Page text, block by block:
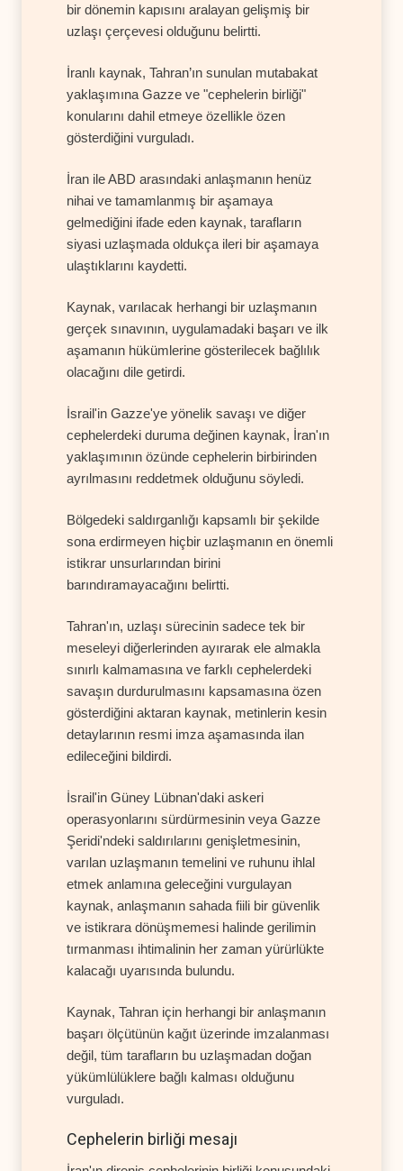
bir dönemin kapısını aralayan gelişmiş bir
uzlaşı çerçevesi olduğunu belirtti.
İranlı kaynak, Tahran’ın sunulan mutabakat
yaklaşımına Gazze ve "cephelerin birliği"
konularını dahil etmeye özellikle özen
gösterdiğini vurguladı.
İran ile ABD arasındaki anlaşmanın henüz
nihai ve tamamlanmış bir aşamaya
gelmediğini ifade eden kaynak, tarafların
siyasi uzlaşmada oldukça ileri bir aşamaya
ulaştıklarını kaydetti.
Kaynak, varılacak herhangi bir uzlaşmanın
gerçek sınavının, uygulamadaki başarı ve ilk
aşamanın hükümlerine gösterilecek bağlılık
olacağını dile getirdi.
İsrail'in Gazze'ye yönelik savaşı ve diğer
cephelerdeki duruma değinen kaynak, İran'ın
yaklaşımının özünde cephelerin birbirinden
ayrılmasını reddetmek olduğunu söyledi.
Bölgedeki saldırganlığı kapsamlı bir şekilde
sona erdirmeyen hiçbir uzlaşmanın en önemli
istikrar unsurlarından birini
barındıramayacağını belirtti.
Tahran'ın, uzlaşı sürecinin sadece tek bir
meseleyi diğerlerinden ayırarak ele almakla
sınırlı kalmamasına ve farklı cephelerdeki
savaşın durdurulmasını kapsamasına özen
gösterdiğini aktaran kaynak, metinlerin kesin
detaylarının resmi imza aşamasında ilan
edileceğini bildirdi.
İsrail'in Güney Lübnan'daki askeri
operasyonlarını sürdürmesinin veya Gazze
Şeridi'ndeki saldırılarını genişletmesinin,
varılan uzlaşmanın temelini ve ruhunu ihlal
etmek anlamına geleceğini vurgulayan
kaynak, anlaşmanın sahada fiili bir güvenlik
ve istikrara dönüşmemesi halinde gerilimin
tırmanması ihtimalinin her zaman yürürlükte
kalacağı uyarısında bulundu.
Kaynak, Tahran için herhangi bir anlaşmanın
başarı ölçütünün kağıt üzerinde imzalanması
değil, tüm tarafların bu uzlaşmadan doğan
yükümlülüklere bağlı kalması olduğunu
vurguladı.
Cephelerin birliği mesajı